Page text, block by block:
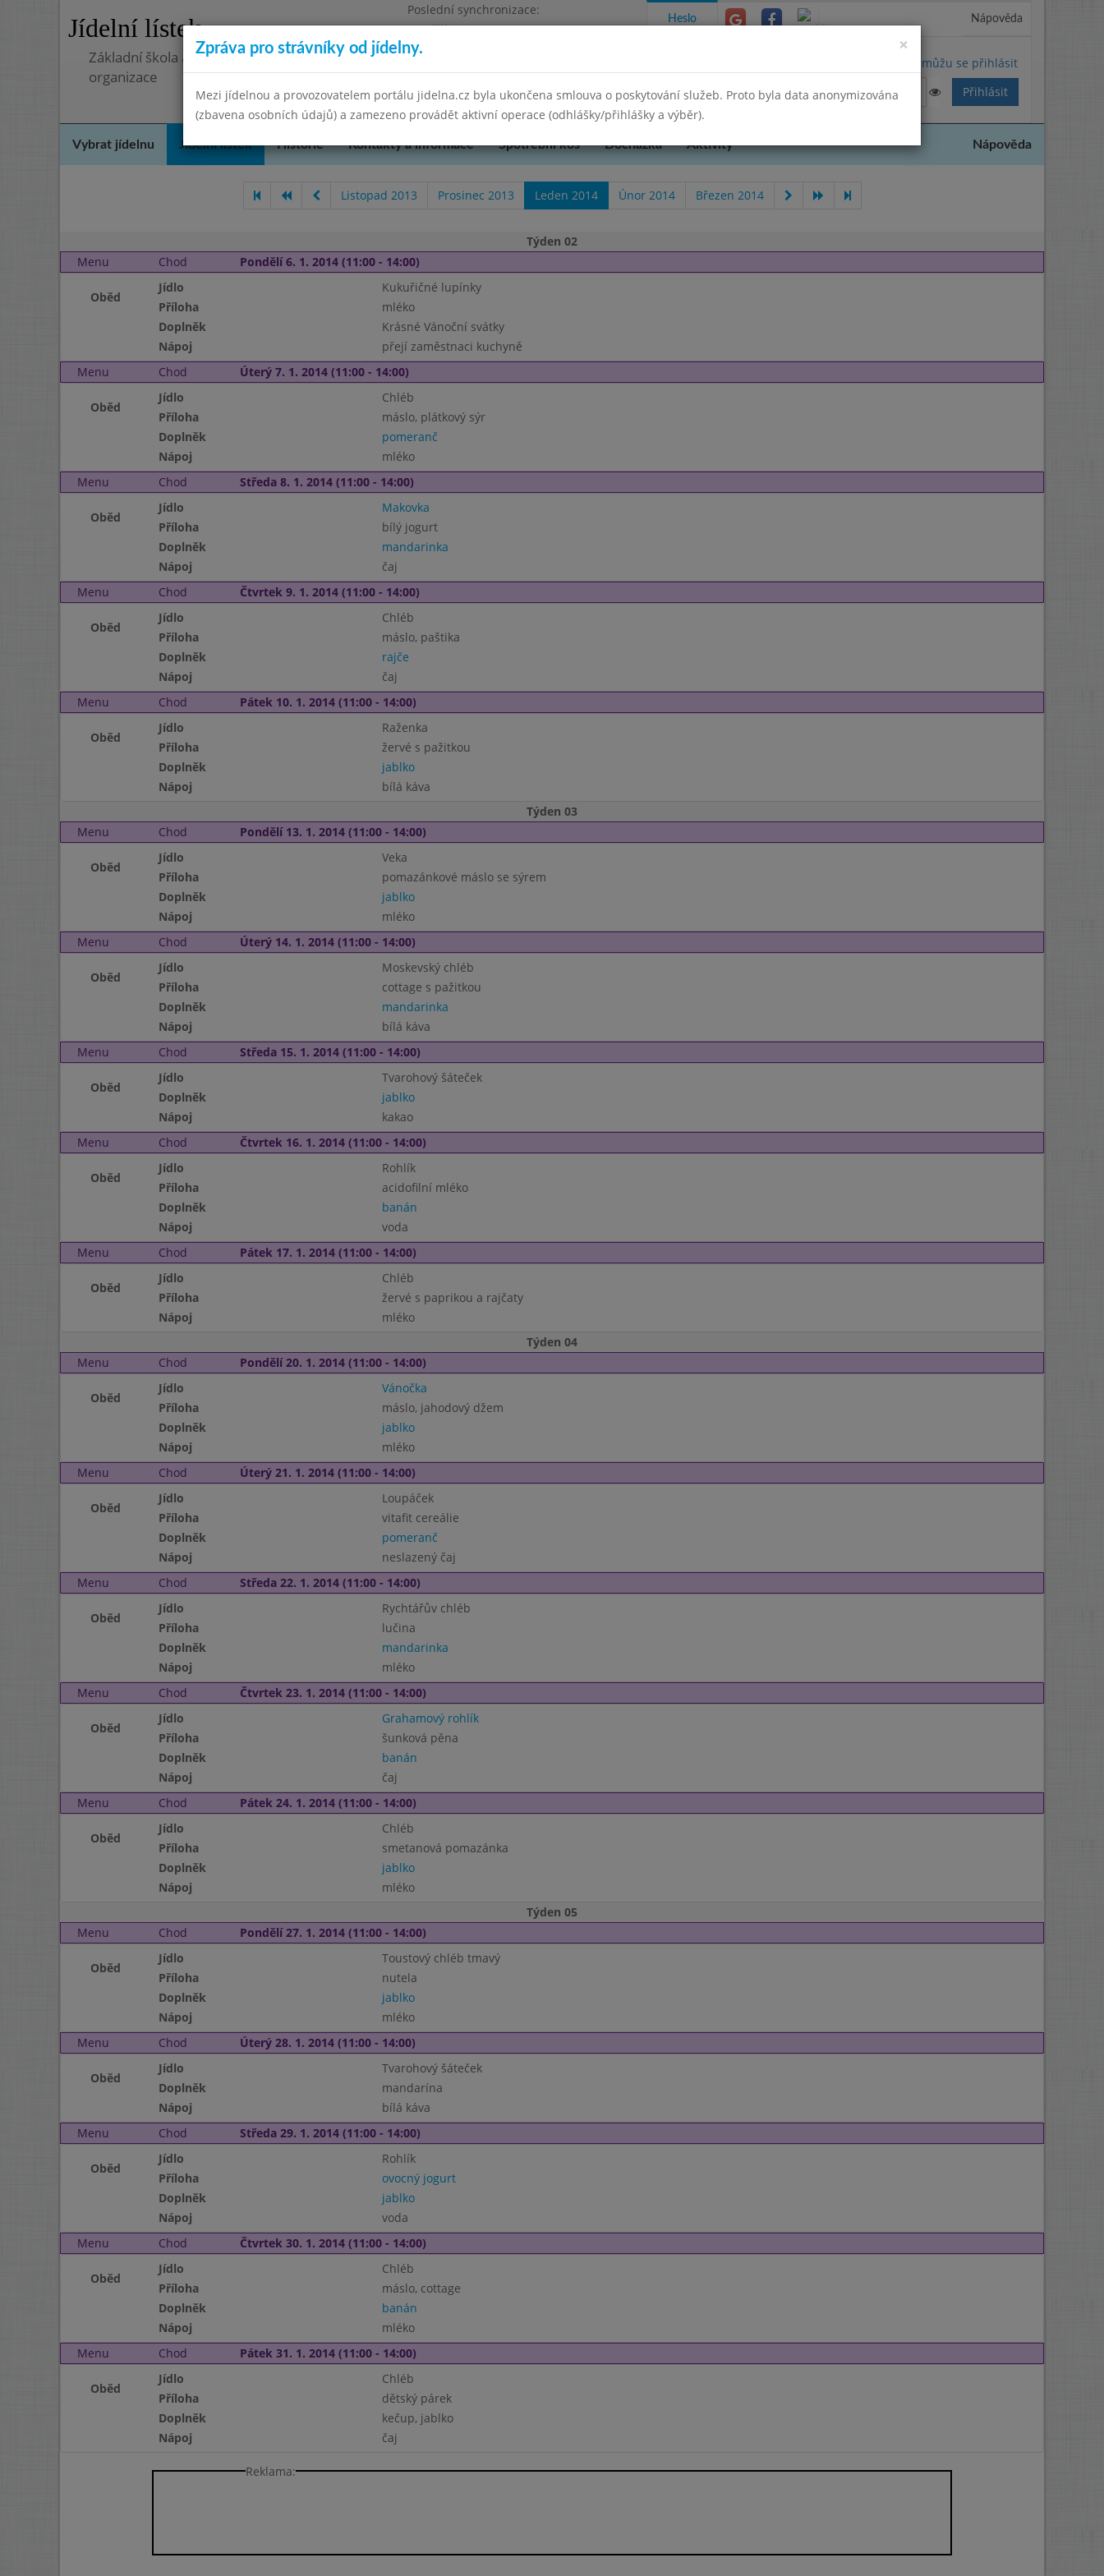
Jídelní lístek
Poslední synchronizace:
Pondělí 7.7.2025 9:58
Základní škola a mateřská škola, Pavlovice u Přerova, okres Přerov, příspěvková
organizace
Heslo Nápověda
Nemůžu se přihlásit
Vybrat jídelnu Jídelní lístek Historie Kontakty a informace Spotřební koš Docházka Aktivity Nápověda
Listopad 2013 Prosinec 2013 Leden 2014 Únor 2014 Březen 2014
Týden 02
Menu
Chod Pondělí 6. 1. 2014 (11:00 - 14:00)
Oběd
Jídlo
Kukuřičné lupínky
Příloha
mléko
Doplněk
Krásné Vánoční svátky
Nápoj
přejí zaměstnaci kuchyně
Menu
Chod Úterý 7. 1. 2014 (11:00 - 14:00)
Oběd
Jídlo
Chléb
Příloha
máslo, plátkový sýr
Doplněk
pomeranč
Nápoj
mléko
Menu
Chod Středa 8. 1. 2014 (11:00 - 14:00)
Oběd
Jídlo
Makovka
Příloha
bílý jogurt
Doplněk
mandarinka
Nápoj
čaj
Menu
Chod Čtvrtek 9. 1. 2014 (11:00 - 14:00)
Oběd
Jídlo
Chléb
Příloha
máslo, paštika
Doplněk
rajče
Nápoj
čaj
Menu
Chod Pátek 10. 1. 2014 (11:00 - 14:00)
Oběd
Jídlo
Raženka
Příloha
žervé s pažitkou
Doplněk
jablko
Nápoj
bílá káva
Týden 03
Menu
Chod Pondělí 13. 1. 2014 (11:00 - 14:00)
Oběd
Jídlo
Veka
Příloha
pomazánkové máslo se sýrem
Doplněk
jablko
Nápoj
mléko
Menu
Chod Úterý 14. 1. 2014 (11:00 - 14:00)
Oběd
Jídlo
Moskevský chléb
Příloha
cottage s pažitkou
Doplněk
mandarinka
Nápoj
bílá káva
Menu
Chod Středa 15. 1. 2014 (11:00 - 14:00)
Oběd
Jídlo
Tvarohový šáteček
Doplněk
jablko
Nápoj
kakao
Menu
Chod Čtvrtek 16. 1. 2014 (11:00 - 14:00)
Oběd
Jídlo
Rohlík
Příloha
acidofilní mléko
Doplněk
banán
Nápoj
voda
Menu
Chod Pátek 17. 1. 2014 (11:00 - 14:00)
Oběd
Jídlo
Chléb
Příloha
žervé s paprikou a rajčaty
Nápoj
mléko
Týden 04
Menu
Chod Pondělí 20. 1. 2014 (11:00 - 14:00)
Oběd
Jídlo
Vánočka
Příloha
máslo, jahodový džem
Doplněk
jablko
Nápoj
mléko
Menu
Chod Úterý 21. 1. 2014 (11:00 - 14:00)
Oběd
Jídlo
Loupáček
Příloha
vitafit cereálie
Doplněk
pomeranč
Nápoj
neslazený čaj
Menu
Chod Středa 22. 1. 2014 (11:00 - 14:00)
Oběd
Jídlo
Rychtářův chléb
Příloha
lučina
Doplněk
mandarinka
Nápoj
mléko
Menu
Chod Čtvrtek 23. 1. 2014 (11:00 - 14:00)
Oběd
Jídlo
Grahamový rohlík
Příloha
šunková pěna
Doplněk
banán
Nápoj
čaj
Menu
Chod Pátek 24. 1. 2014 (11:00 - 14:00)
Oběd
Jídlo
Chléb
Příloha
smetanová pomazánka
Doplněk
jablko
Nápoj
mléko
Týden 05
Menu
Chod Pondělí 27. 1. 2014 (11:00 - 14:00)
Oběd
Jídlo
Toustový chléb tmavý
Příloha
nutela
Doplněk
jablko
Nápoj
mléko
Menu
Chod Úterý 28. 1. 2014 (11:00 - 14:00)
Oběd
Jídlo
Tvarohový šáteček
Doplněk
mandarína
Nápoj
bílá káva
Menu
Chod Středa 29. 1. 2014 (11:00 - 14:00)
Oběd
Jídlo
Rohlík
Příloha
ovocný jogurt
Doplněk
jablko
Nápoj
voda
Menu
Chod Čtvrtek 30. 1. 2014 (11:00 - 14:00)
Oběd
Jídlo
Chléb
Příloha
máslo, cottage
Doplněk
banán
Nápoj
mléko
Menu
Chod Pátek 31. 1. 2014 (11:00 - 14:00)
Oběd
Jídlo
Chléb
Příloha
dětský párek
Doplněk
kečup, jablko
Nápoj
čaj
Reklama:
×
Zpráva pro strávníky od jídelny.
Mezi jídelnou a provozovatelem portálu jidelna.cz byla ukončena smlouva o poskytování služeb. Proto byla data anonymizována
(zbavena osobních údajů) a zamezeno provádět aktivní operace (odhlášky/přihlášky a výběr).